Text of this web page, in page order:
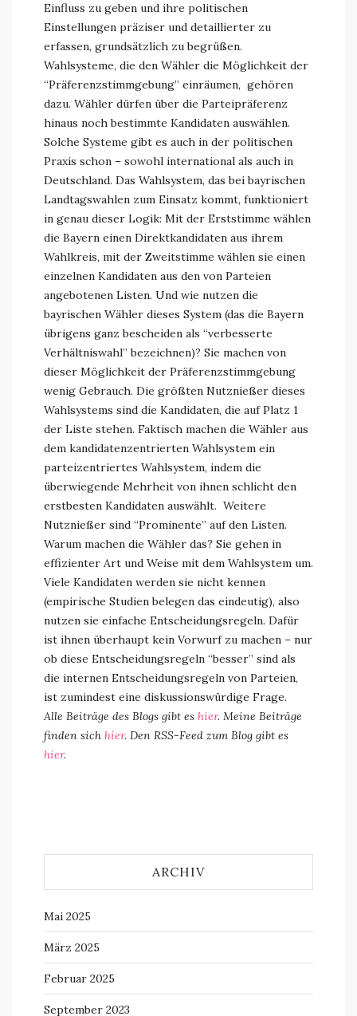
Einfluss zu geben und ihre politischen
Einstellungen präziser und detaillierter zu
erfassen, grundsätzlich zu begrüßen.
Wahlsysteme, die den Wähler die Möglichkeit der
“Präferenzstimmgebung” einräumen, gehören
dazu. Wähler dürfen über die Parteipräferenz
hinaus noch bestimmte Kandidaten auswählen.
Solche Systeme gibt es auch in der politischen
Praxis schon – sowohl international als auch in
Deutschland. Das Wahlsystem, das bei bayrischen
Landtagswahlen zum Einsatz kommt, funktioniert
in genau dieser Logik: Mit der Erststimme wählen
die Bayern einen Direktkandidaten aus ihrem
Wahlkreis, mit der Zweitstimme wählen sie einen
einzelnen Kandidaten aus den von Parteien
angebotenen Listen. Und wie nutzen die
bayrischen Wähler dieses System (das die Bayern
übrigens ganz bescheiden als “verbesserte
Verhältniswahl” bezeichnen)? Sie machen von
dieser Möglichkeit der Präferenzstimmgebung
wenig Gebrauch. Die größten Nutznießer dieses
Wahlsystems sind die Kandidaten, die auf Platz 1
der Liste stehen. Faktisch machen die Wähler aus
dem kandidatenzentrierten Wahlsystem ein
parteizentriertes Wahlsystem, indem die
überwiegende Mehrheit von ihnen schlicht den
erstbesten Kandidaten auswählt. Weitere
Nutznießer sind “Prominente” auf den Listen.
Warum machen die Wähler das? Sie gehen in
effizienter Art und Weise mit dem Wahlsystem um.
Viele Kandidaten werden sie nicht kennen
(empirische Studien belegen das eindeutig), also
nutzen sie einfache Entscheidungsregeln. Dafür
ist ihnen überhaupt kein Vorwurf zu machen – nur
ob diese Entscheidungsregeln “besser” sind als
die internen Entscheidungsregeln von Parteien,
ist zumindest eine diskussionswürdige Frage.
Alle Beiträge des Blogs gibt es hier. Meine Beiträge
finden sich hier. Den RSS-Feed zum Blog gibt es
hier.
ARCHIV
Mai 2025
März 2025
Februar 2025
September 2023